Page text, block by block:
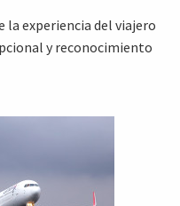
la experiencia del viajero
y reconocimiento